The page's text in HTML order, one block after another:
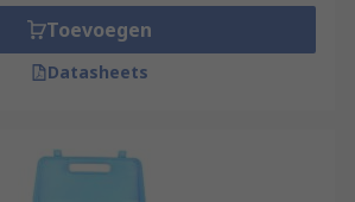
have different connectors,
and butt splice terminals,
you want to connect to the
of the circuit. Non-insulated
but may short in certain
Toevoegen
Datasheets